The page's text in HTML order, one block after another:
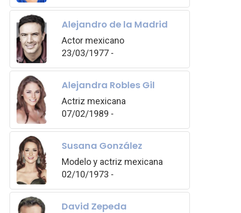
Alejandro de la Madrid
Actor mexicano
23/03/1977 -
Alejandra Robles Gil
Actriz mexicana
07/02/1989 -
Susana González
Modelo y actriz mexicana
02/10/1973 -
David Zepeda